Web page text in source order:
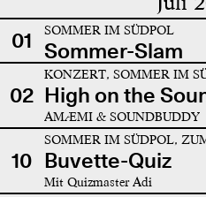
01 SOMMER IM SÜDPOL
Sommer-Slam
02
KONZERT, SOMMER IM
High on the
AMÆMI & SOUNDBUDDY
10
SOMMER IM SÜDPOL,
Buvette-Quiz
Mit Quizmaster Adi